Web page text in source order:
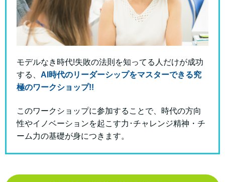
モデルなき時代!失敗の法則を知ってる人だけが成功
する、 AI時代のリーダーシップをマスターできる究
極のワークショップ!!
このワークショップに参加することで、時代の方向
性やイノベーションを起こす力･チャレンジ精神・チ
ーム力の基礎が身につきます。